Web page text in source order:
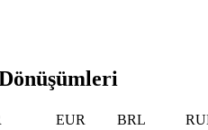
EUR BRL